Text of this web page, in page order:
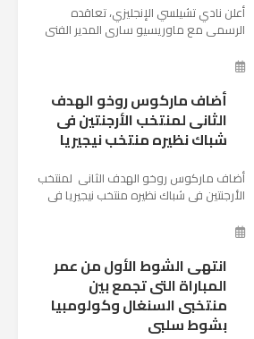
أعلن نادي تشيلسي الإنجليزي، تعاقده
الرسمي مع ماوريسيو ساري المدير الفني
المقبل وخلافة أنطونيو كو...
أضاف ماركوس روخو الهدف
الثانى لمنتخب الأرجنتين فى
شباك نظيره منتخب نيجيريا
أضاف ماركوس روخو الهدف الثانى لمنتخب
الأرجنتين فى شباك نظيره منتخب نيجيريا فى
"كريستوفسك...
انتهى الشوط الأول من عمر
المباراة التى تجمع بين
منتخبى السنغال وكولومبيا
بشوط سلبى